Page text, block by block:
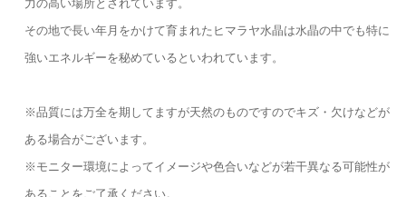
力の高い場所とされています。
その地で長い年月をかけて育まれたヒマラヤ水晶は水晶の中でも特に
強いエネルギーを秘めているといわれています。
※品質には万全を期してますが天然のものですのでキズ・欠けなどが
ある場合がございます。
※モニター環境によってイメージや色合いなどが若干異なる可能性が
あることをご了承ください。